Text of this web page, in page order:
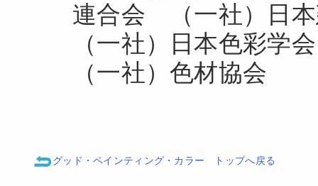
連合会 （一社）日
（一社）日本色彩
（一社）色材協会
グッド・ペインティング・カラー トップへ戻る